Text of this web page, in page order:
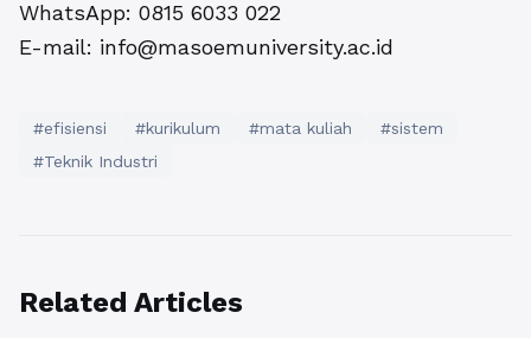
WhatsApp: 0815 6033 022
E-mail: info@masoemuniversity.ac.id
#efisiensi #kurikulum #mata kuliah
#sistem
#Teknik Industri
Related Articles